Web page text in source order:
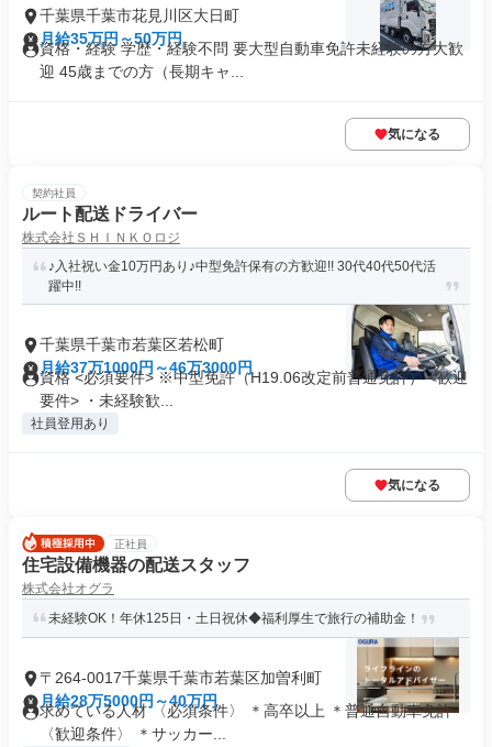
千葉県千葉市花見川区大日町
月給35万円～50万円
資格・経験 学歴・経験不問 要大型自動車免許未経験の方大歓
迎 45歳までの方（長期キャ...
気になる
契約社員
ルート配送ドライバー
株式会社ＳＨＩＮＫＯロジ
♪入社祝い金10万円あり♪中型免許保有の方歓迎!! 30代40代50代活
躍中!!
千葉県千葉市若葉区若松町
月給37万1000円～46万3000円
資格 <必須要件> ※中型免許（H19.06改定前普通免許） <歓迎
要件> ・未経験歓...
社員登用あり
気になる
正社員
住宅設備機器の配送スタッフ
株式会社オグラ
未経験OK！年休125日・土日祝休◆福利厚生で旅行の補助金！
〒264-0017千葉県千葉市若葉区加曽利町
月給28万5000円～40万円
求めている人材 〈必須条件〉 ＊高卒以上 ＊普通自動車免許
〈歓迎条件〉 ＊サッカー...